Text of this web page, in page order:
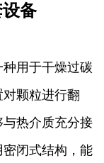
备
用于干燥过碳
颗粒进行翻
热介质充分接
闭式结构，能